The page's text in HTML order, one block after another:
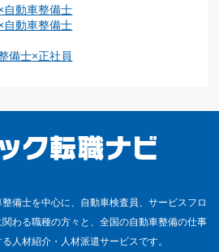
自動車整備士
自動車整備士
備士×正社員
備士を中心に、自動車検査員、サービスフロ
わる職種の方々と、全国の自動車整備の仕事
人材紹介・人材派遣サービスです。